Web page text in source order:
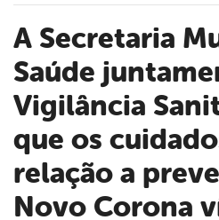
A Secretaria Municipal de
Saúde
Vigilância
que os
relação a
Novo Corona